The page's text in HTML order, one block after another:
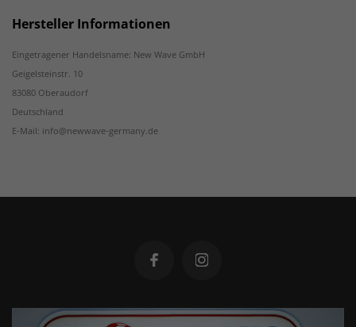
Hersteller Informationen
Eingetragener Handelsname: New Wave GmbH
Geigelsteinstr. 10
83080 Oberaudorf
Deutschland
E-Mail: info@newwave-germany.de